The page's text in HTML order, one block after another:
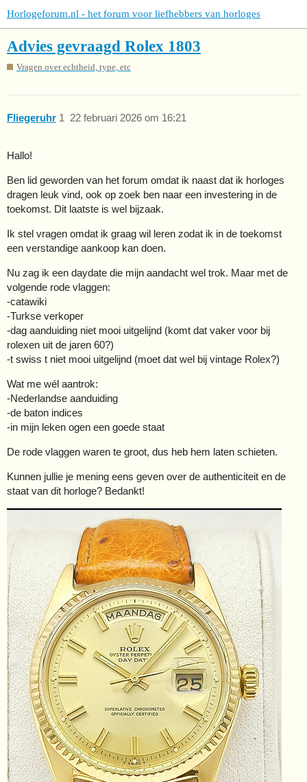
Horlogeforum.nl - het forum voor liefhebbers van horloges
Advies gevraagd Rolex 1803
Vragen over echtheid, type, etc
Fliegeruhr 22 februari 2026 om 16:21
1
Hallo!
Ben lid geworden van het forum omdat ik naast dat ik horloges
dragen leuk vind, ook op zoek ben naar een investering in de
toekomst. Dit laatste is wel bijzaak.
Ik stel vragen omdat ik graag wil leren zodat ik in de toekomst
een verstandige aankoop kan doen.
Nu zag ik een daydate die mijn aandacht wel trok. Maar met de
volgende rode vlaggen:
-catawiki
-Turkse verkoper
-dag aanduiding niet mooi uitgelijnd (komt dat vaker voor bij
rolexen uit de jaren 60?)
-t swiss t niet mooi uitgelijnd (moet dat wel bij vintage Rolex?)
Wat me wél aantrok:
-Nederlandse aanduiding
-de baton indices
-in mijn leken ogen een goede staat
De rode vlaggen waren te groot, dus heb hem laten schieten.
Kunnen jullie je mening eens geven over de authenticiteit en de
staat van dit horloge? Bedankt!